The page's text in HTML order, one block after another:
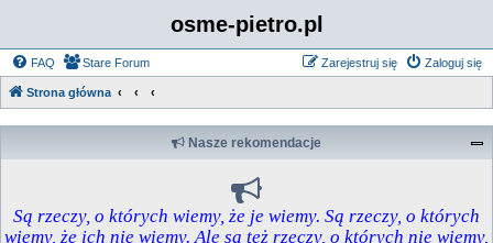
osme-pietro.pl
FAQ Zaloguj się
Zarejestruj się
Stare Forum
Strona główna
Nasze rekomendacje
Są rzeczy, o których wiemy, że je wiemy. Są rzeczy, o których
wiemy, że ich nie wiemy. Ale są też rzeczy, o których nie wiemy,